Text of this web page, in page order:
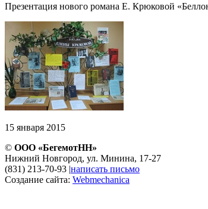
Презентация нового романа Е. Крюковой
15 января 2015
© ООО «БегемотНН»
Нижний Новгород, ул. Минина, 17-27
(831) 213-70-93 |написать письмо
Создание сайта: Webmechanica